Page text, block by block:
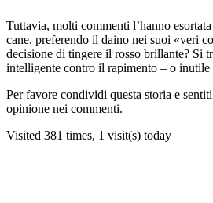
Tuttavia, molti commenti l’hanno
cane, preferendo il daino nei suoi «veri
decisione di tingere il rosso brillante? Si
intelligente contro il rapimento – o inutile
Per favore condividi questa storia e
opinione nei commenti.
Visited 381 times, 1 visit(s) today